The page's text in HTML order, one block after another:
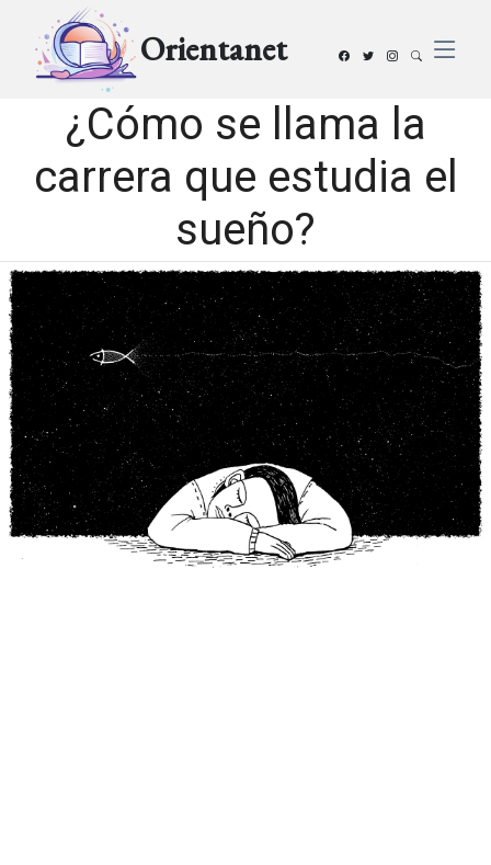
Orientanet
¿Cómo se llama la
carrera que estudia el
sueño?